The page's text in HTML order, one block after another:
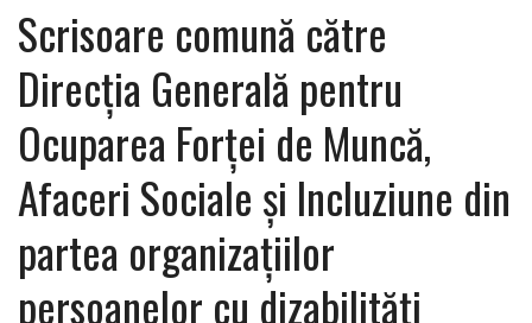
Scrisoare comună către
Direcţia Generală pentru
Ocuparea Forţei de Muncă,
Afaceri Sociale şi Incluziune din
partea organizațiilor
persoanelor cu dizabilități